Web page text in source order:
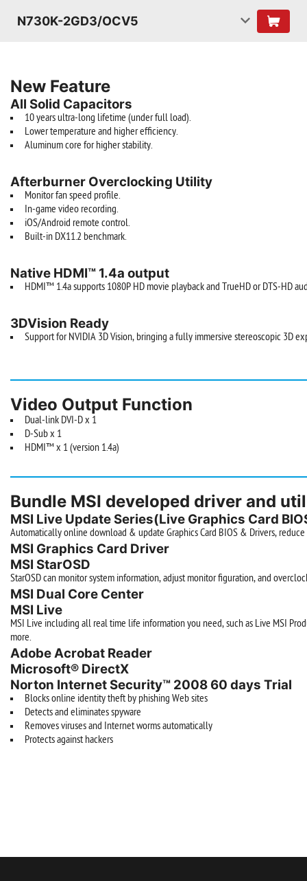
N730K-2GD3/OCV5
New Feature
All Solid Capacitors
10 years ultra-long lifetime (under full load).
Lower temperature and higher efficiency.
Aluminum core for higher stability.
Afterburner Overclocking Utility
Monitor fan speed profile.
In-game video recording.
iOS/Android remote control.
Built-in DX11.2 benchmark.
Native HDMI™ 1.4a output
HDMI™ 1.4a supports 1080P HD movie playback and TrueHD or DTS-HD
3DVision Ready
Support for NVIDIA 3D Vision, bringing a fully immersive stereoscopic 3D
Video Output Function
Dual-link DVI-D x 1
D-Sub x 1
HDMI™ x 1 (version 1.4a)
Bundle MSI developed driver and
MSI Live Update Series(Live Graphics Card
Automatically online download & update Graphics Card BIOS & Drivers,
MSI Graphics Card Driver
MSI StarOSD
StarOSD can monitor system information, adjust monitor figuration, and
MSI Dual Core Center
MSI Live
MSI Live including all real time life information you need, such as Live MSI
more.
Adobe Acrobat Reader
Microsoft® DirectX
Norton Internet Security™ 2008 60 days Trial
Blocks online identity theft by phishing Web sites
Detects and eliminates spyware
Removes viruses and Internet worms automatically
Protects against hackers